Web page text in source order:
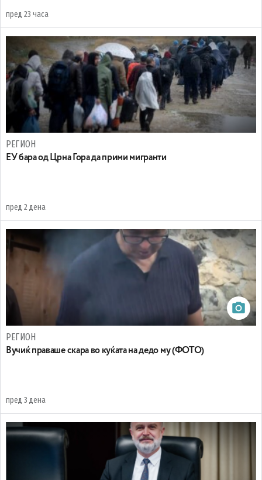
пред 23 часа
РЕГИОН
EУ бара од Црна Гора да прими мигранти
пред 2 дена
РЕГИОН
Вучиќ праваше скара во куќата на дедо му (ФОТО)
пред 3 дена